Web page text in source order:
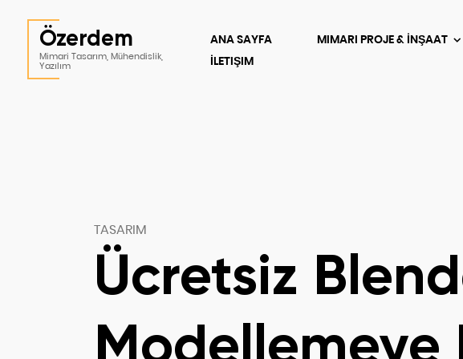
Özerdem
Mimari Tasarım, Mühendislik,
Yazılım
ANA SAYFA MIMARI PROJE & İNŞAAT
İLETIŞIM
TASARIM
Ücretsiz
Modellemeye